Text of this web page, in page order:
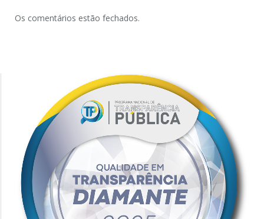
Os comentários estão fechados.